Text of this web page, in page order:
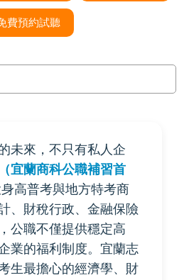
費預約試聽
未來，不只有私人企
宜蘭商科公職補習首
高普考與地方特考商
、財稅行政、金融保險
公職不僅提供穩定高
業的福利制度。宜蘭志
生最擔心的經濟學、財